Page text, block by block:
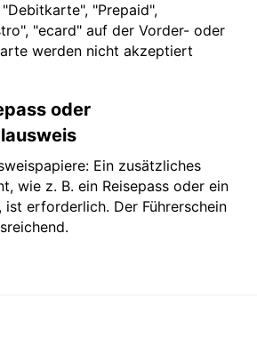
"Prepaid",
"ecard" auf der Vorder- oder
werden nicht akzeptiert
oder
Ein zusätzliches
wie z. B. ein Reisepass oder ein
ist erforderlich. Der Führerschein